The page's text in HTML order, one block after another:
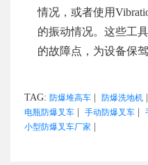
情况，或者使用
的振动情况。这些工
的故障点，为设备保驾
TAG: 防爆堆高车 防爆洗地机
电瓶防爆叉车 手动防爆叉车
小型防爆叉车厂家